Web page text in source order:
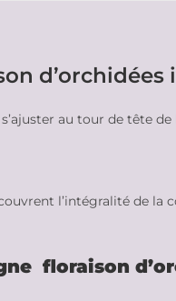
d’orchidées
au tour de tête de
l’intégralité de la
floraison